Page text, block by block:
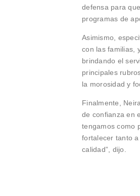
defensa para
programas de
Asimismo,
con las familias,
brindando el
principales
la morosidad y
Finalmente,
de confianza en
tengamos como
fortalecer tanto
calidad”, dijo.